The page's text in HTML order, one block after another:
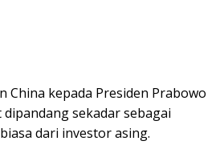
China kepada Presiden Prabowo
sekadar sebagai
dari investor asing.